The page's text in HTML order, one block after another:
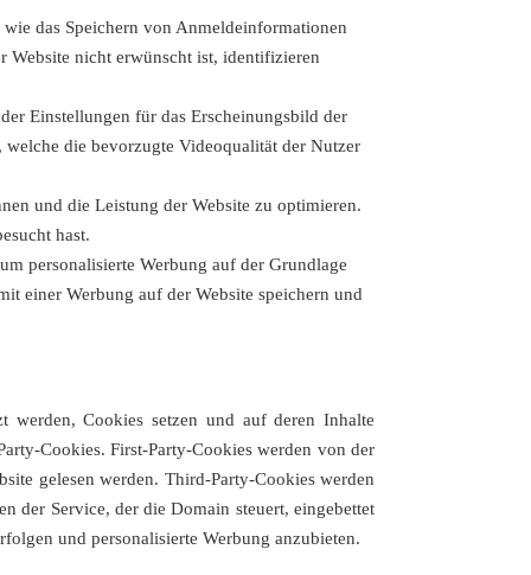
das Speichern von Anmeldeinformationen
Website nicht erwünscht ist, identifizieren
Einstellungen für das Erscheinungsbild der
die bevorzugte Videoqualität der Nutzer
und die Leistung der Website zu optimieren.
hast.
personalisierte Werbung auf der Grundlage
einer Werbung auf der Website speichern und
werden, Cookies setzen und auf deren Inhalte
Cookies. First-Party-Cookies werden von der
gelesen werden. Third-Party-Cookies werden
der Service, der die Domain steuert, eingebettet
und personalisierte Werbung anzubieten.